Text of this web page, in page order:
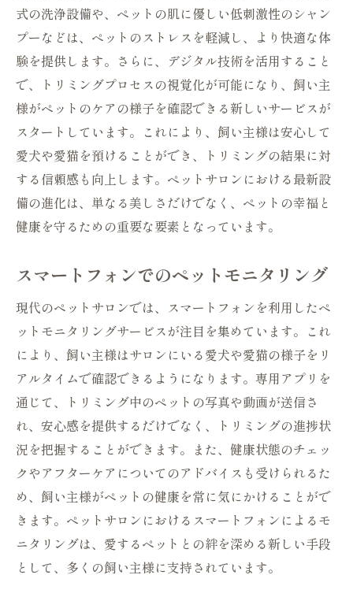
式の洗浄設備や、ペットの肌に優しい低刺激性のシャン
プーなどは、ペットのストレスを軽減し、より快適な体
験を提供します。さらに、デジタル技術を活用すること
で、トリミングプロセスの視覚化が可能になり、飼い主
様がペットのケアの様子を確認できる新しいサービスが
スタートしています。これにより、飼い主様は安心して
愛犬や愛猫を預けることができ、トリミングの結果に対
する信頼感も向上します。ペットサロンにおける最新設
備の進化は、単なる美しさだけでなく、ペットの幸福と
健康を守るための重要な要素となっています。
スマートフォンでのペットモニタリング
現代のペットサロンでは、スマートフォンを利用したペ
ットモニタリングサービスが注目を集めています。これ
により、飼い主様はサロンにいる愛犬や愛猫の様子をリ
アルタイムで確認できるようになります。専用アプリを
通じて、トリミング中のペットの写真や動画が送信さ
れ、安心感を提供するだけでなく、トリミングの進捗状
況を把握することができます。また、健康状態のチェッ
クやアフターケアについてのアドバイスも受けられるた
め、飼い主様がペットの健康を常に気にかけることがで
きます。ペットサロンにおけるスマートフォンによるモ
ニタリングは、愛するペットとの絆を深める新しい手段
として、多くの飼い主様に支持されています。